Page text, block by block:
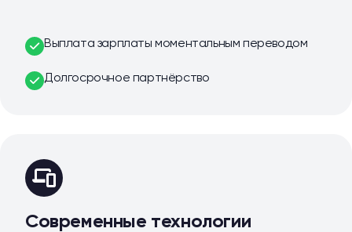
Выплата зарплаты моментальным переводом
Долгосрочное партнёрство
Современные технологии